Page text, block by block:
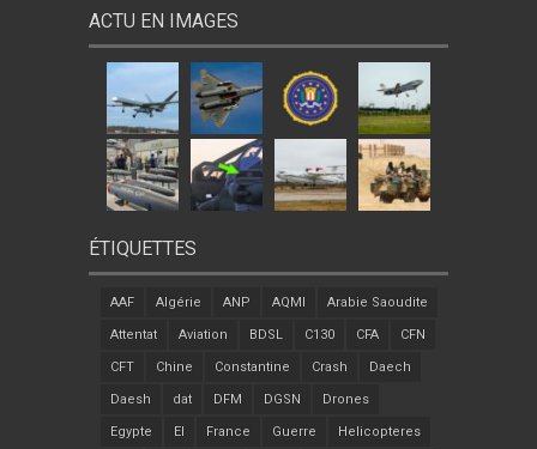
ACTU EN IMAGES
ÉTIQUETTES
AAF Algérie ANP AQMI Arabie Saoudite
Attentat Aviation BDSL C130 CFA CFN
CFT Chine Constantine Crash Daech
Daesh dat DFM DGSN Drones
Egypte EI France Guerre Helicopteres